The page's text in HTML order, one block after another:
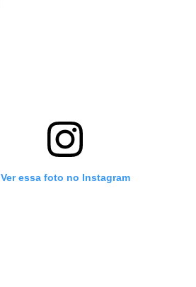
Ver essa foto no Instagram